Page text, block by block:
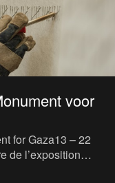
voor
for Gaza13 – 22